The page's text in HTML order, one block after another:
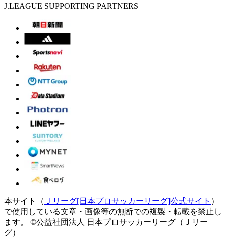
J.LEAGUE SUPPORTING PARTNERS
本サイト（ Ｊリーグ[日本プロサッカーリーグ]公式サイト ）
で使用している文章・画像等の無断での複製・転載を禁止し
ます。
©公益社団法人 日本プロサッカーリーグ（Ｊリー
グ）